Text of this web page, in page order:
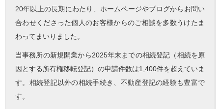
20年以上の長期にわたり、ホームページやブログからお問い
合わせくださった個人のお客様からのご相談を多数うけたま
わってまいりました。
当事務所の新規開業から2025年末までの相続登記（相続を原
因とする所有権移転登記）の申請件数は1,400件を超えていま
す。相続登記以外の相続手続き、不動産登記の経験も豊富で
す。